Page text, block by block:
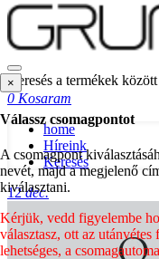
Keresés a termékek között
0 Kosaram
home
Híreink
Keresés
12dec.
×
Válassz csomagpontot
A csomagpont
nevét, majd a megjelenő
kiválasztani.
Kérjük, vedd figyelembe
választasz, ott az
lehetséges, a